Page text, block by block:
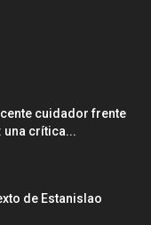
cuidador frente
una crítica...
de Estanislao